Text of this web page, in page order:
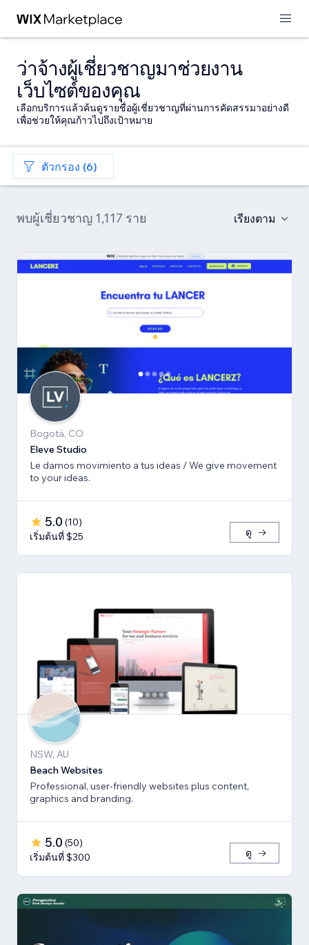
ว่าจ้างผู้เชี่ยวชาญมาช่วยงาน
เว็บไซต์ของคุณ
เลือกบริการแล้วค้นดูรายชื่อผู้เชี่ยวชาญที่ผ่านการคัดสรรมาอย่างดี
เพื่อช่วยให้คุณก้าวไปถึงเป้าหมาย
ตัวกรอง (6)
พบผู้เชี่ยวชาญ 1,117 ราย เรียงตาม
Bogotá, CO
Eleve Studio
Le damos movimiento a tus ideas / We give movement
to your ideas.
5.0 (10)
เริ่มต้นที่ $25
ดู
NSW, AU
Beach Websites
Professional, user-friendly websites plus content,
graphics and branding.
5.0 (50)
เริ่มต้นที่ $300
ดู